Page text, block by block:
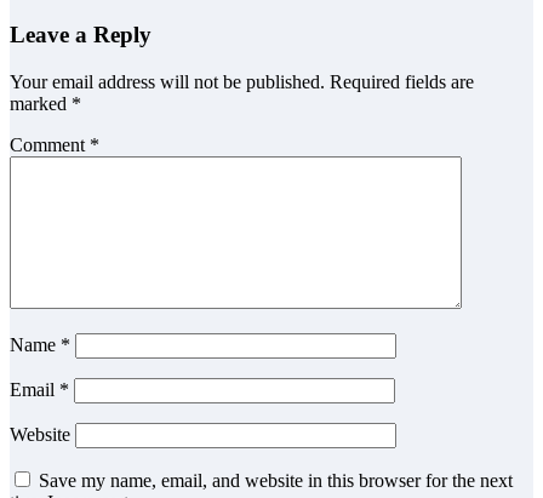
Leave a Reply
Your email address will not be published. Required fields are
marked *
Comment *
Name *
Email *
Website
Save my name, email, and website in this browser for the next